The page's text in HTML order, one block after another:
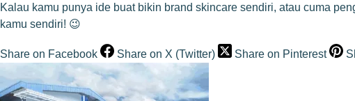
Kalau kamu punya ide buat bikin brand skincare sendiri, atau cuma
kamu sendiri! 😉
Share on Facebook Share on X (Twitter) Share on Pinterest